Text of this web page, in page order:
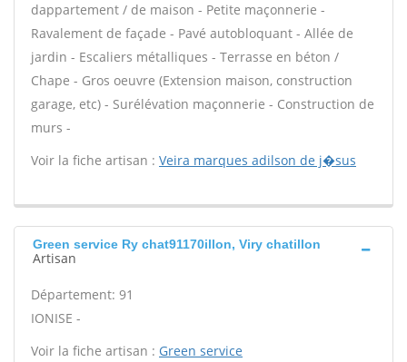
dappartement / de maison - Petite maçonnerie -
Ravalement de façade - Pavé autobloquant - Allée de
jardin - Escaliers métalliques - Terrasse en béton /
Chape - Gros oeuvre (Extension maison, construction
garage, etc) - Surélévation maçonnerie - Construction de
murs -
Voir la fiche artisan : Veira marques adilson de j�sus
Green service Ry chat91170illon, Viry chatillon
Artisan
Département: 91
IONISE -
Voir la fiche artisan : Green service